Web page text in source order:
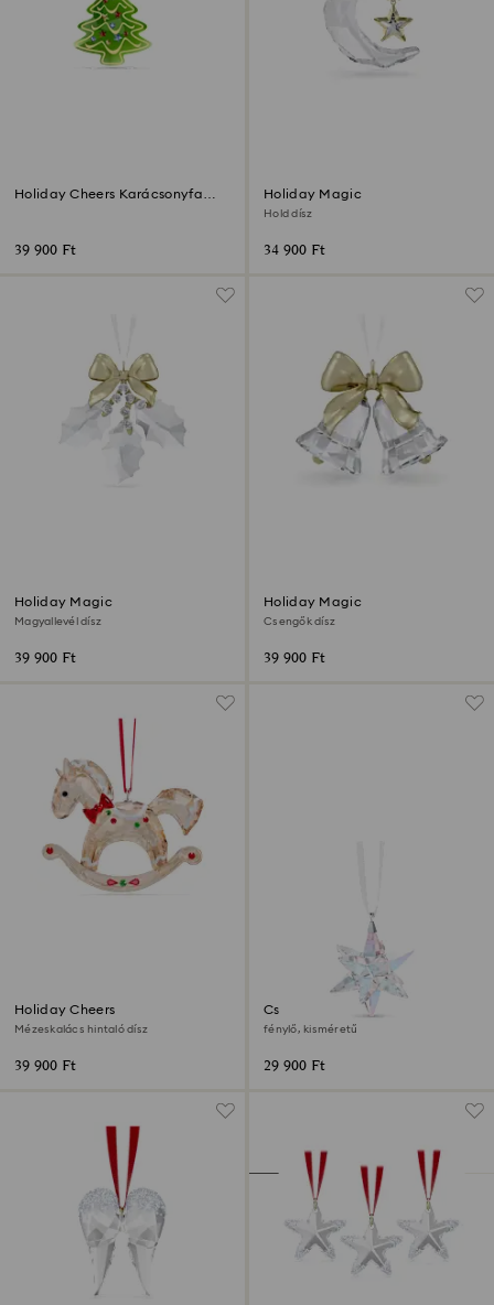
Holiday Cheers Karácsonyfa
39 900 Ft
Holiday Magic
Hold dísz
34 900 Ft
Holiday Magic
Magyallevél dísz
39 900 Ft
Holiday Magic
Csengők dísz
39 900 Ft
Holiday Cheers
Mézeskalács hintaló dísz
39 900 Ft
Csillagdísz
fénylő, kisméretű
29 900 Ft